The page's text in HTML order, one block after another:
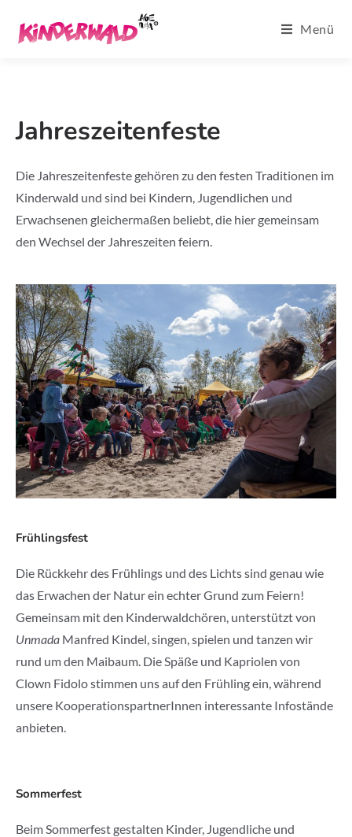
Menü
Jahreszeitenfeste
Die Jahreszeitenfeste gehören zu den festen Traditionen im
Kinderwald und sind bei Kindern, Jugendlichen und
Erwachsenen gleichermaßen beliebt, die hier gemeinsam
den Wechsel der Jahreszeiten feiern.
Frühlingsfest
Die Rückkehr des Frühlings und des Lichts sind genau wie
das Erwachen der Natur ein echter Grund zum Feiern!
Gemeinsam mit den Kinderwaldchören, unterstützt von
Unmada Manfred Kindel, singen, spielen und tanzen wir
rund um den Maibaum. Die Späße und Kapriolen von
Clown Fidolo stimmen uns auf den Frühling ein, während
unsere KooperationspartnerInnen interessante Infostände
anbieten.
Sommerfest
Beim Sommerfest gestalten Kinder, Jugendliche und